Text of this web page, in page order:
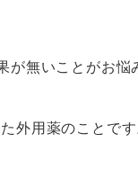
が無いことがお悩
外用薬のことで